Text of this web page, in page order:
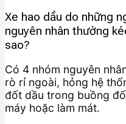
Xe hao dầu do những
nguyên nhân thường
sao?
Có 4 nhóm nguyên
rò rỉ ngoài, hỏng hệ
đốt dầu trong buồng
máy hoặc làm mát.